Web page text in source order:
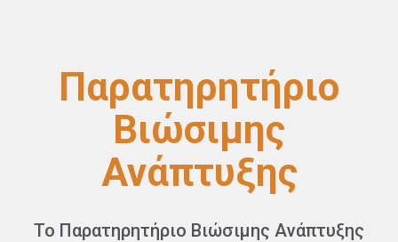
Παρατηρητήριο
Βιώσιμης
Ανάπτυξης
Το Παρατηρητήριο Βιώσιμης Ανάπτυξης